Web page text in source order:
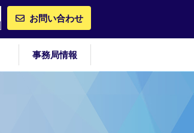
お問い合わせ
事務局情報